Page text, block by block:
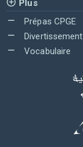
Plus
Prépas CPGE
Divertissement
Vocabulaire